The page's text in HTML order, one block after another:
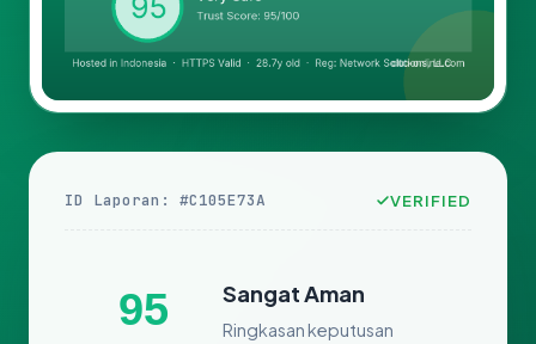
ID Laporan: #C105E73A VERIFIED
95 Sangat Aman
Ringkasan keputusan